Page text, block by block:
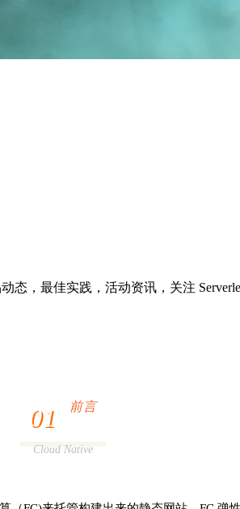
态，最佳实践，活动资讯，关注
01 前言
Cloud Native